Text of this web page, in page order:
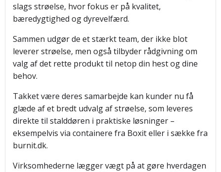
slags strøelse, hvor fokus er på kvalitet,
bæredygtighed og dyrevelfærd.
Sammen udgør de et stærkt team, der ikke blot
leverer strøelse, men også tilbyder rådgivning om
valg af det rette produkt til netop din hest og dine
behov.
Takket være deres samarbejde kan kunder nu få
glæde af et bredt udvalg af strøelse, som leveres
direkte til stalddøren i praktiske løsninger –
eksempelvis via containere fra Boxit eller i sække fra
burnit.dk.
Virksomhederne lægger vægt på at gøre hverdagen